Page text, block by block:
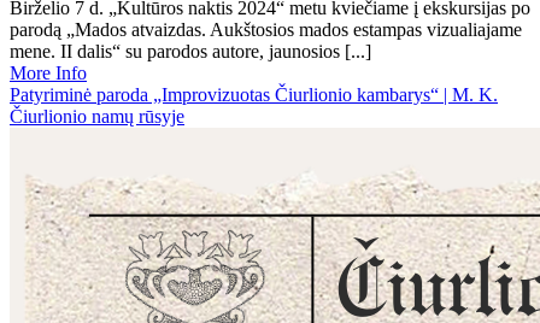
Birželio 7 d. „Kultūros naktis 2024“ metu kviečiame į ekskursijas po
parodą „Mados atvaizdas. Aukštosios mados estampas vizualiajame
mene. II dalis“ su parodos autore, jaunosios [...]
More Info
Patyriminė paroda „Improvizuotas Čiurlionio kambarys“ | M. K.
Čiurlionio namų rūsyje